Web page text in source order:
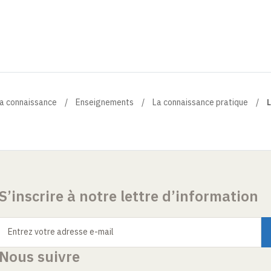
connaissance Enseignements La connaissance pratique
à notre lettre d’information
Entrez votre adresse e-mail
suivre